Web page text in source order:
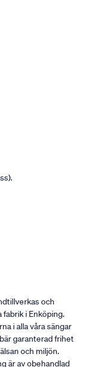
och
i Enköping.
i alla våra sängar
garanterad frihet
och miljön.
är av obehandlad